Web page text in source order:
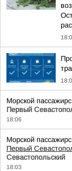
Морской
Первый
18:06
Морской
Первый
Севастопольский
18:03